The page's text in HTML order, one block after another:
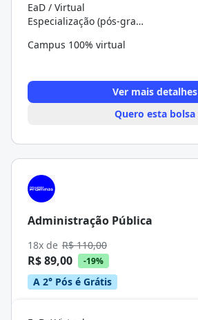
EaD / Virtual
Especialização (pós-graduação)
Campus 100% virtual
Ver mais detalhes
Quero esta bolsa
Administração Pública
18x de R$ 110,00
R$ 89,00 -19%
A 2° Pós é Grátis